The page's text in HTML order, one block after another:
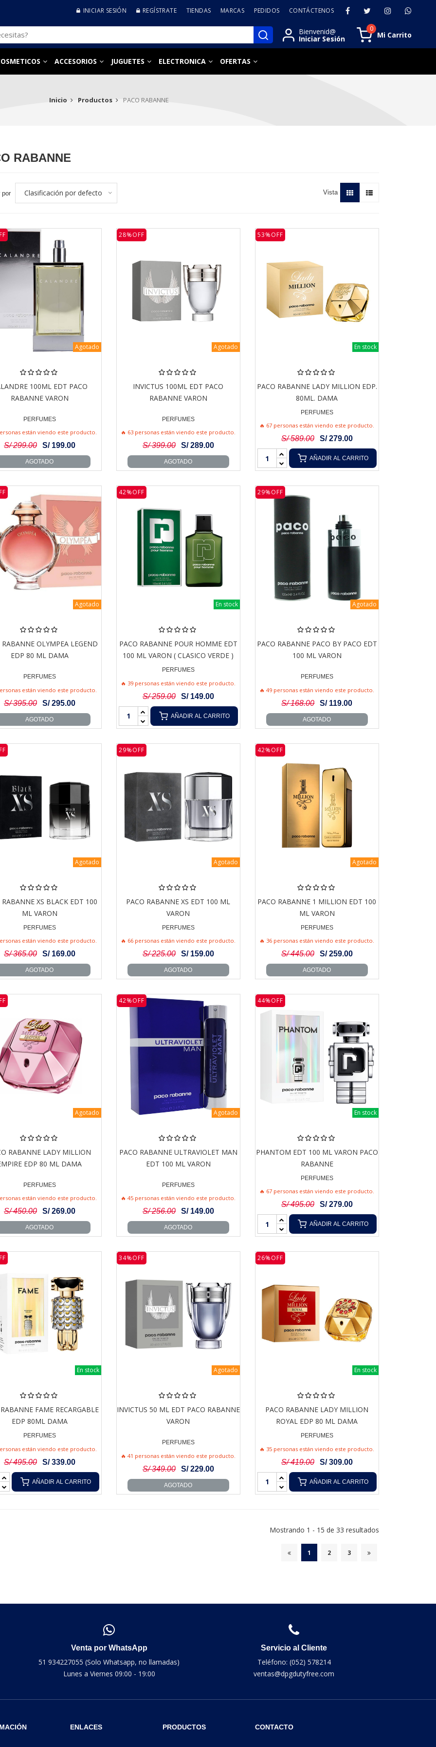
INICIAR SESIÓN REGÍSTRATE TIENDAS MARCAS PEDIDOS CONTÁCTENOS
Bienvenid@
Iniciar Sesión Mi Carrito
0
ACCESORIOS JUGUETES ELECTRONICA OFERTAS
Inicio Productos PACO RABANNE
RABANNE
por Clasificación por defecto Vista
Agotado
100ML EDT PACO
RABANNE VARON
PERFUMES
están viendo este producto.
S/ 299.00 S/ 199.00
AGOTADO
28%OFF
Agotado
INVICTUS 100ML EDT PACO
RABANNE VARON
PERFUMES
🔥 63 personas están viendo este producto.
S/ 399.00 S/ 289.00
AGOTADO
53%OFF
En stock
PACO RABANNE LADY MILLION EDP.
80ML. DAMA
PERFUMES
🔥 67 personas están viendo este producto.
S/ 589.00 S/ 279.00
AÑADIR AL CARRITO
Agotado
RABANNE OLYMPEA LEGEND
EDP 80 ML DAMA
PERFUMES
están viendo este producto.
S/ 395.00 S/ 295.00
AGOTADO
42%OFF
En stock
PACO RABANNE POUR HOMME EDT
100 ML VARON ( CLASICO VERDE )
PERFUMES
🔥 39 personas están viendo este producto.
S/ 259.00 S/ 149.00
AÑADIR AL CARRITO
29%OFF
Agotado
PACO RABANNE PACO BY PACO EDT
100 ML VARON
PERFUMES
🔥 49 personas están viendo este producto.
S/ 168.00 S/ 119.00
AGOTADO
Agotado
RABANNE XS BLACK EDT 100
ML VARON
PERFUMES
están viendo este producto.
S/ 365.00 S/ 169.00
AGOTADO
29%OFF
Agotado
PACO RABANNE XS EDT 100 ML
VARON
PERFUMES
🔥 66 personas están viendo este producto.
S/ 225.00 S/ 159.00
AGOTADO
42%OFF
Agotado
PACO RABANNE 1 MILLION EDT 100
ML VARON
PERFUMES
🔥 36 personas están viendo este producto.
S/ 445.00 S/ 259.00
AGOTADO
Agotado
RABANNE LADY MILLION
EDP 80 ML DAMA
PERFUMES
están viendo este producto.
S/ 450.00 S/ 269.00
AGOTADO
42%OFF
Agotado
PACO RABANNE ULTRAVIOLET MAN
EDT 100 ML VARON
PERFUMES
🔥 45 personas están viendo este producto.
S/ 256.00 S/ 149.00
AGOTADO
44%OFF
En stock
PHANTOM EDT 100 ML VARON PACO
RABANNE
PERFUMES
🔥 67 personas están viendo este producto.
S/ 495.00 S/ 279.00
AÑADIR AL CARRITO
En stock
FAME RECARGABLE
EDP 80ML DAMA
PERFUMES
están viendo este producto.
S/ 495.00 S/ 339.00
AÑADIR AL CARRITO
34%OFF
Agotado
INVICTUS 50 ML EDT PACO RABANNE
VARON
PERFUMES
🔥 41 personas están viendo este producto.
S/ 349.00 S/ 229.00
AGOTADO
26%OFF
En stock
PACO RABANNE LADY MILLION
ROYAL EDP 80 ML DAMA
PERFUMES
🔥 35 personas están viendo este producto.
S/ 419.00 S/ 309.00
AÑADIR AL CARRITO
Mostrando 1 - 15 de 33 resultados
1 2 3
Venta por WhatsApp
51 934227055 (Solo Whatsapp, no llamadas)
Lunes a Viernes 09:00 - 19:00
Servicio al Cliente
Teléfono: (052) 578214
ventas@dpgdutyfree.com
ENLACES PRODUCTOS CONTACTO